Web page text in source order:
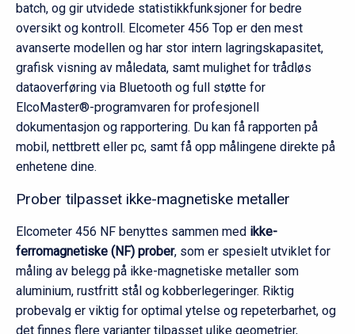
batch, og gir utvidede statistikkfunksjoner for bedre
oversikt og kontroll. Elcometer 456 Top er den mest
avanserte modellen og har stor intern lagringskapasitet,
grafisk visning av måledata, samt mulighet for trådløs
dataoverføring via Bluetooth og full støtte for
ElcoMaster®-programvaren for profesjonell
dokumentasjon og rapportering. Du kan få rapporten på
mobil, nettbrett eller pc, samt få opp målingene direkte på
enhetene dine.
Prober tilpasset ikke-magnetiske metaller
Elcometer 456 NF benyttes sammen med ikke-
ferromagnetiske (NF) prober, som er spesielt utviklet for
måling av belegg på ikke-magnetiske metaller som
aluminium, rustfritt stål og kobberlegeringer. Riktig
probevalg er viktig for optimal ytelse og repeterbarhet, og
det finnes flere varianter tilpasset ulike geometrier,